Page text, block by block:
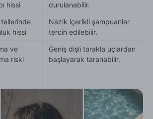
hissi
durulanabilir.
hissi
Nazik içerikli şampuanlar
tercih edilebilir.
ve
riski
Geniş dişli tarakla uçlardan
başlayarak taranabilir.